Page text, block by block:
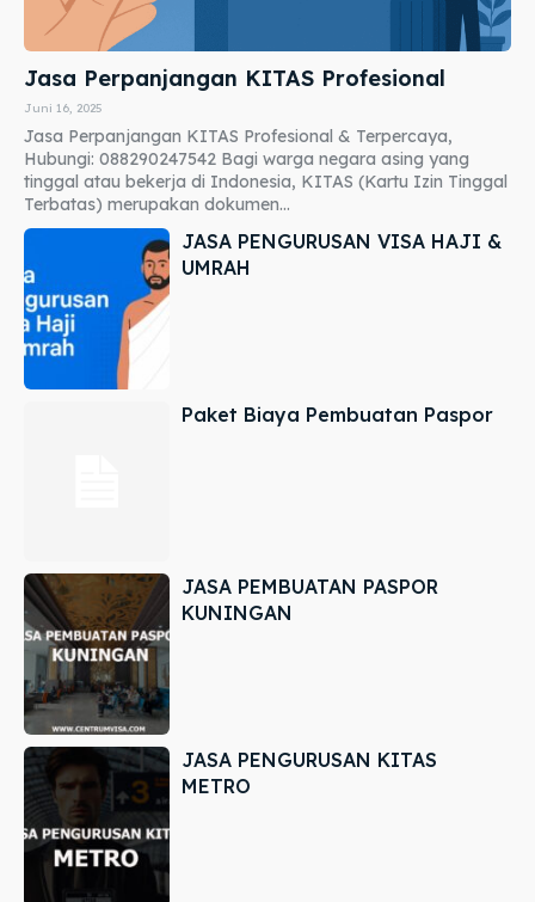
Jasa Perpanjangan KITAS Profesional
Juni 16, 2025
Jasa Perpanjangan KITAS Profesional & Terpercaya,
Hubungi: 088290247542 Bagi warga negara asing yang
tinggal atau bekerja di Indonesia, KITAS (Kartu Izin Tinggal
Terbatas) merupakan dokumen...
JASA PENGURUSAN VISA HAJI &
UMRAH
Paket Biaya Pembuatan Paspor
JASA PEMBUATAN PASPOR
KUNINGAN
JASA PENGURUSAN KITAS
METRO